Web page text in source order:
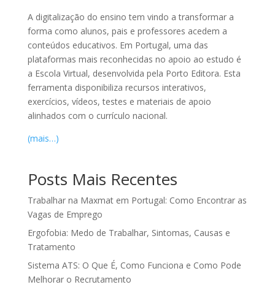
A digitalização do ensino tem vindo a transformar a
forma como alunos, pais e professores acedem a
conteúdos educativos. Em Portugal, uma das
plataformas mais reconhecidas no apoio ao estudo é
a Escola Virtual, desenvolvida pela Porto Editora. Esta
ferramenta disponibiliza recursos interativos,
exercícios, vídeos, testes e materiais de apoio
alinhados com o currículo nacional.
(mais…)
Posts Mais Recentes
Trabalhar na Maxmat em Portugal: Como Encontrar as
Vagas de Emprego
Ergofobia: Medo de Trabalhar, Sintomas, Causas e
Tratamento
Sistema ATS: O Que É, Como Funciona e Como Pode
Melhorar o Recrutamento